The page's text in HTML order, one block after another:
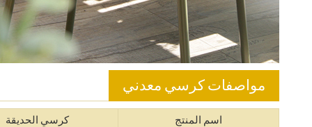
مواصفات كرسي معدني
اسم المنتج كرسي الحديقة